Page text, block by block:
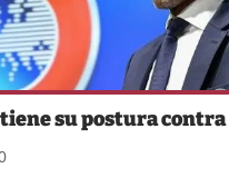
su postura contra